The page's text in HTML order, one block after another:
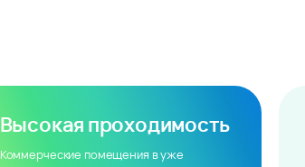
Высокая проходимость
Коммерческие помещения в уже